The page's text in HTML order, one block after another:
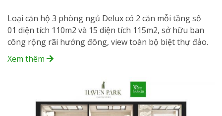
Loại căn hộ 3 phòng ngủ Delux có 2 căn mỗi tầng số
01 diện tích 110m2 và 15 diện tích 115m2, sở hữu ban
công rộng rãi hướng đông, view toàn bộ biệt thự đảo.
Xem thêm